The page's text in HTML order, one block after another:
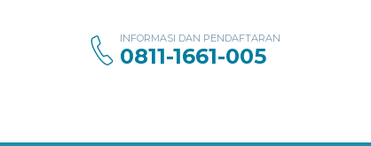
INFORMASI DAN PENDAFTARAN
0811-1661-005